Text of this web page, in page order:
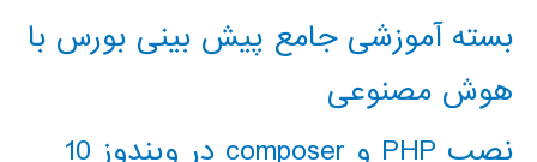
بسته آموزشی جامع پیش بینی بورس با
هوش مصنوعی
نصب PHP و composer در ویندوز 10